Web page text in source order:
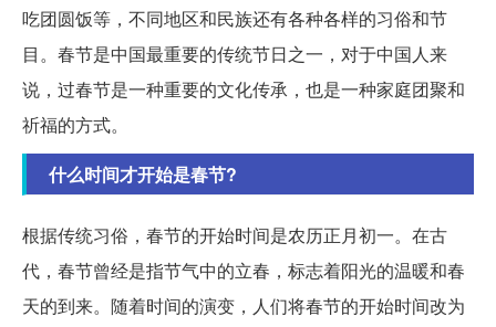
吃团圆饭等，不同地区和民族还有各种各样的习俗和节
目。春节是中国最重要的传统节日之一，对于中国人来
说，过春节是一种重要的文化传承，也是一种家庭团聚和
祈福的方式。
什么时间才开始是春节?
根据传统习俗，春节的开始时间是农历正月初一。在古
代，春节曾经是指节气中的立春，标志着阳光的温暖和春
天的到来。随着时间的演变，人们将春节的开始时间改为